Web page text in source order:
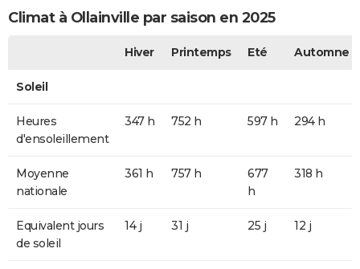
Climat à Ollainville par saison en 2025
Hiver Printemps Eté Automne
Soleil
Heures
d'ensoleillement
347 h 752 h 597 h 294 h
Moyenne
nationale
361 h 757 h
677
h
318 h
Equivalent jours
de soleil
14 j 31 j 25 j 12 j